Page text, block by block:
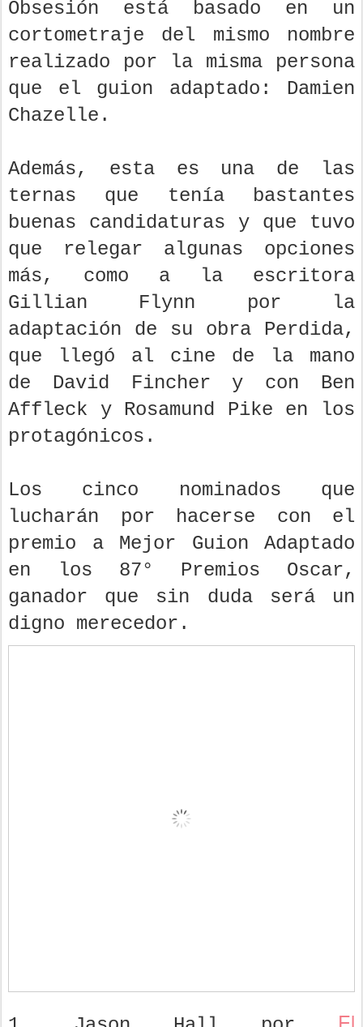
Obsesión está basado en un
cortometraje del mismo nombre
realizado por la misma persona
que el guion adaptado: Damien
Chazelle.
Además, esta es una de las
ternas que tenía bastantes
buenas candidaturas y que tuvo
que relegar algunas opciones
más, como a la escritora
Gillian Flynn por la
adaptación de su obra Perdida,
que llegó al cine de la mano
de David Fincher y con Ben
Affleck y Rosamund Pike en los
protagónicos.
Los cinco nominados que
lucharán por hacerse con el
premio a Mejor Guion Adaptado
en los 87° Premios Oscar,
ganador que sin duda será un
digno merecedor.